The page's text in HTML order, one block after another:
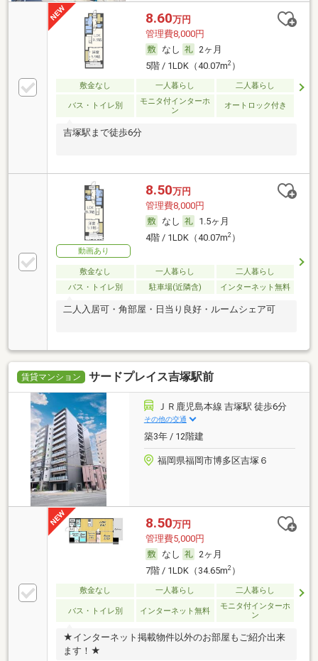
8.60万円
管理費8,000円
なし
2ヶ月
5階 / 1LDK（40.07m2）
敷金なし 一人暮らし 二人暮らし
バス・トイレ別
モニタ付インターホ
ン
オートロック付き
吉塚駅まで徒歩6分
動画あり
8.50万円
管理費8,000円
なし
1.5ヶ月
4階 / 1LDK（40.07m2）
敷金なし 一人暮らし
二人暮らし
バス・トイレ別
駐車場(近隣含) インターネット無料
二人入居可・角部屋・日当り良好・ルームシェア可
賃貸マンション サードプレイス吉塚駅前
ＪＲ鹿児島本線 吉塚駅 徒歩6分
その他の交通
築3年 / 12階建
福岡県福岡市博多区吉塚６
8.50万円
管理費5,000円
なし
2ヶ月
7階 / 1LDK（34.65m2）
敷金なし 一人暮らし 二人暮らし
バス・トイレ別 インターネット無料
モニタ付インターホ
ン
★インターネット掲載物件以外のお部屋もご紹介出来
ます！★